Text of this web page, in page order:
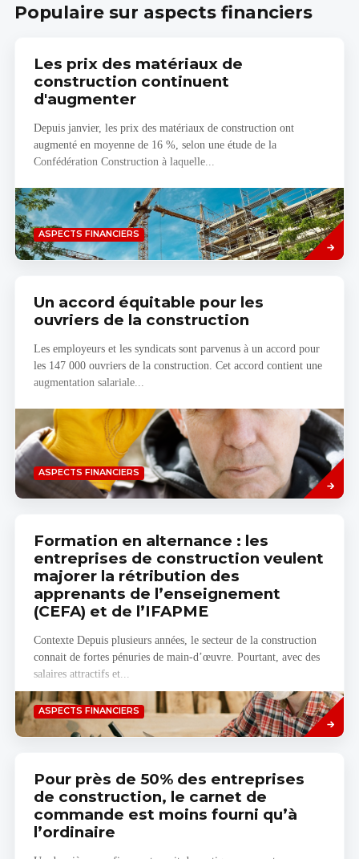
Populaire sur aspects financiers
Les prix des matériaux de
construction continuent
d'augmenter
Depuis janvier, les prix des matériaux de construction ont
augmenté en moyenne de 16 %, selon une étude de la
Confédération Construction à laquelle...
ASPECTS FINANCIERS
Savoir
plus
Un accord équitable pour les
ouvriers de la construction
Les employeurs et les syndicats sont parvenus à un accord pour
les 147 000 ouvriers de la construction. Cet accord contient une
augmentation salariale...
ASPECTS FINANCIERS
Savoir
plus
Formation en alternance : les
entreprises de construction veulent
majorer la rétribution des
apprenants de l’enseignement
(CEFA) et de l’IFAPME
Contexte Depuis plusieurs années, le secteur de la construction
connait de fortes pénuries de main-d’œuvre. Pourtant, avec des
salaires attractifs et...
ASPECTS FINANCIERS
Savoir
plus
Pour près de 50% des entreprises
de construction, le carnet de
commande est moins fourni qu’à
l’ordinaire